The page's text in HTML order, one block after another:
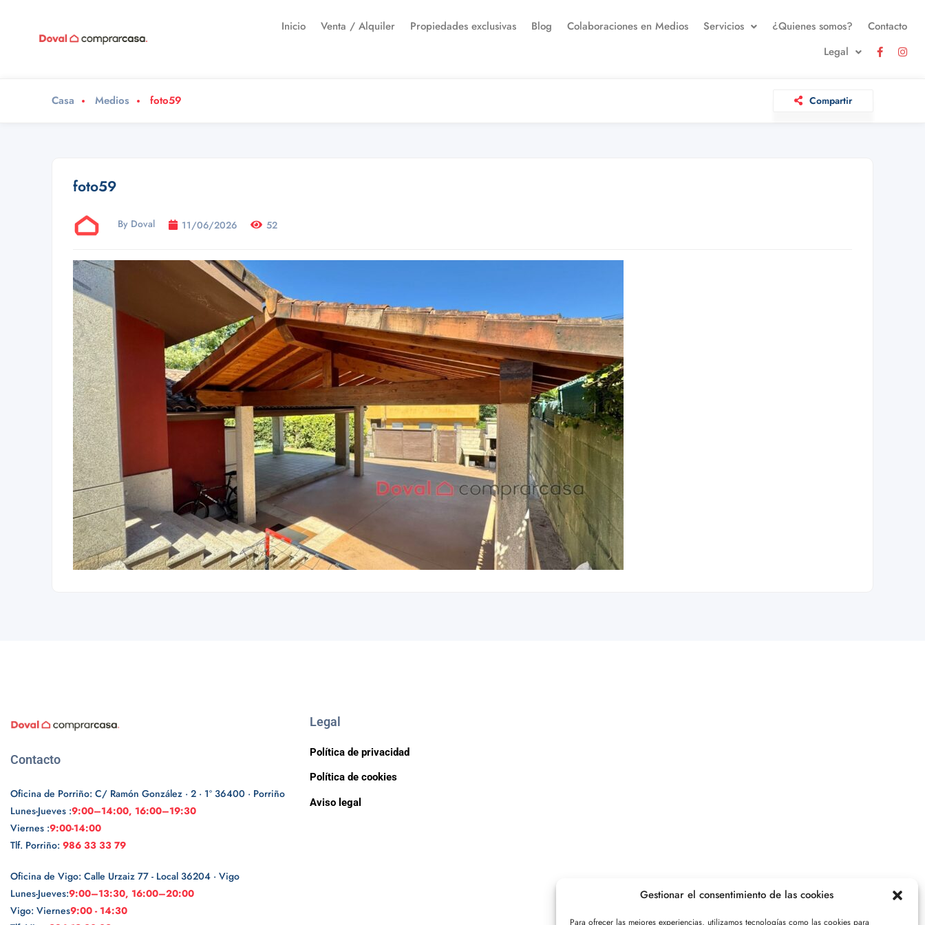
Gestionar el consentimiento de las cookies
Para ofrecer las mejores experiencias, utilizamos tecnologías como las cookies para
Inicio Venta / Alquiler Propiedades exclusivas Blog Colaboraciones en Medios Servicios ¿Quienes somos?
Contacto
Legal
Casa Medios foto59 Compartir
foto59
By Doval 11/06/2026 52
Contacto
Oficina de Porriño: C/ Ramón González · 2 · 1º 36400 · Porriño
Lunes-Jueves :9:00–14:00, 16:00–19:30
Viernes :9:00-14:00
Tlf. Porriño: 986 33 33 79
Oficina de Vigo: Calle Urzaiz 77 - Local 36204 · Vigo
Lunes-Jueves:9:00–13:30, 16:00–20:00
Vigo: Viernes9:00 - 14:30
Legal
Política de privacidad
Política de cookies
Aviso legal